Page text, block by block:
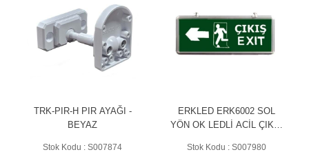
TRK-PIR-H PIR AYAĞI -
BEYAZ
Stok Kodu : S007874
ERKLED ERK6002 SOL
YÖN OK LEDLİ ACİL ÇIKIŞ
Stok Kodu : S007980